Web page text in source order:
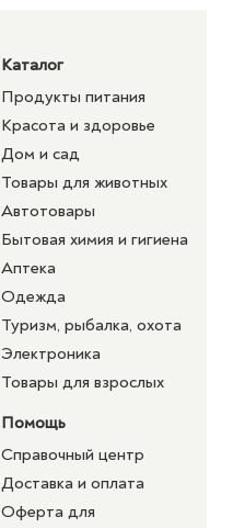
Каталог
Продукты питания
Красота и здоровье
Дом и сад
Товары для животных
Автотовары
Бытовая химия и гигиена
Аптека
Одежда
Туризм, рыбалка, охота
Электроника
Товары для взрослых
Помощь
Справочный центр
Доставка и оплата
Оферта для